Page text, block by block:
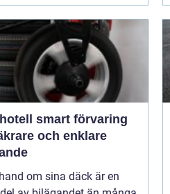
förvaring
och enklare
om sina däck är en